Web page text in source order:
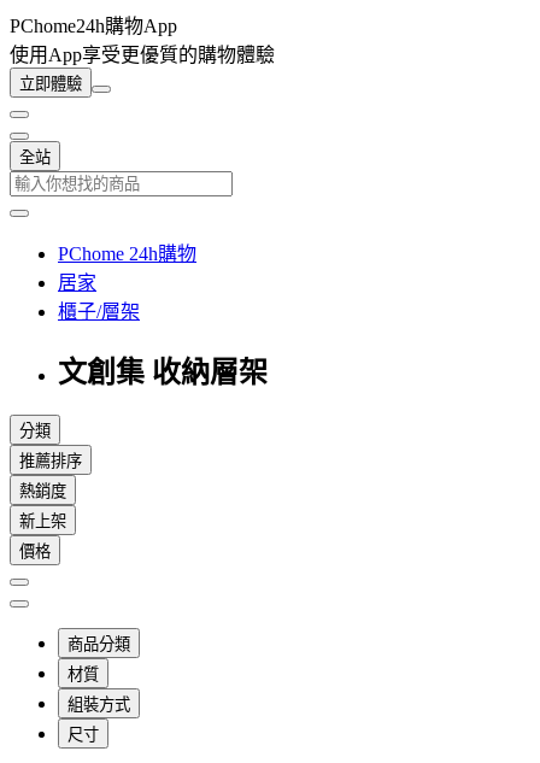
PChome24h購物App
使用App享受更優質的購物體驗
立即體驗
全站
PChome 24h購物
居家
櫃子/層架
文創集 收納層架
分類
推薦排序
熱銷度
新上架
價格
商品分類
材質
組裝方式
尺寸